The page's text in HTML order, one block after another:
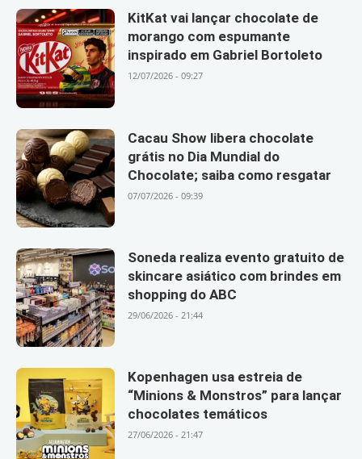
KitKat vai lançar chocolate de
morango com espumante
inspirado em Gabriel Bortoleto
12/07/2026 - 09:27
Cacau Show libera chocolate
grátis no Dia Mundial do
Chocolate; saiba como resgatar
07/07/2026 - 09:39
Soneda realiza evento gratuito de
skincare asiático com brindes em
shopping do ABC
29/06/2026 - 21:44
Kopenhagen usa estreia de
“Minions & Monstros” para lançar
chocolates temáticos
27/06/2026 - 21:47